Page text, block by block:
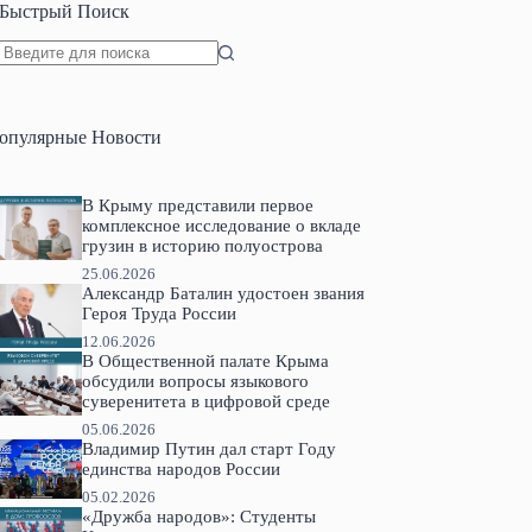
Быстрый Поиск
Новости
В Крыму представили первое
комплексное исследование о вкладе
грузин в историю полуострова
25.06.2026
Александр Баталин удостоен звания
Героя Труда России
12.06.2026
В Общественной палате Крыма
обсудили вопросы языкового
суверенитета в цифровой среде
05.06.2026
Владимир Путин дал старт Году
единства народов России
05.02.2026
«Дружба народов»: Студенты